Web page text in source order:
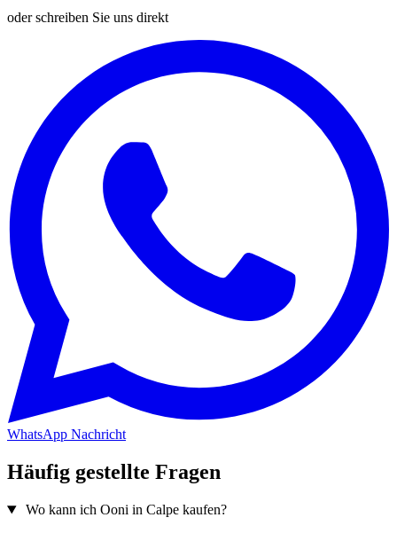
oder schreiben Sie uns direkt
WhatsApp Nachricht
Häufig gestellte Fragen
Wo kann ich Ooni in Calpe kaufen?